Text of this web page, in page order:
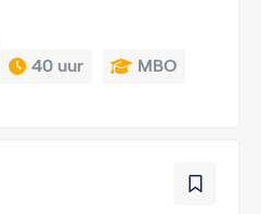
40 uur MBO